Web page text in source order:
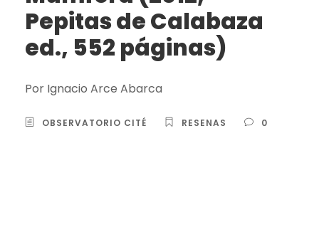
Pepitas de Calabaza
ed., 552 páginas)
Por Ignacio Arce Abarca
OBSERVATORIO CITÉ RESENAS 0